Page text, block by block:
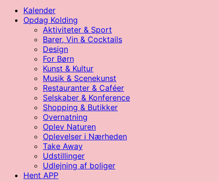
Kalender
Opdag Kolding
Aktiviteter & Sport
Barer, Vin & Cocktails
Design
For Børn
Kunst & Kultur
Musik & Scenekunst
Restauranter & Caféer
Selskaber & Konference
Shopping & Butikker
Overnatning
Oplev Naturen
Oplevelser i Nærheden
Take Away
Udstillinger
Udlejning af boliger
Hent APP